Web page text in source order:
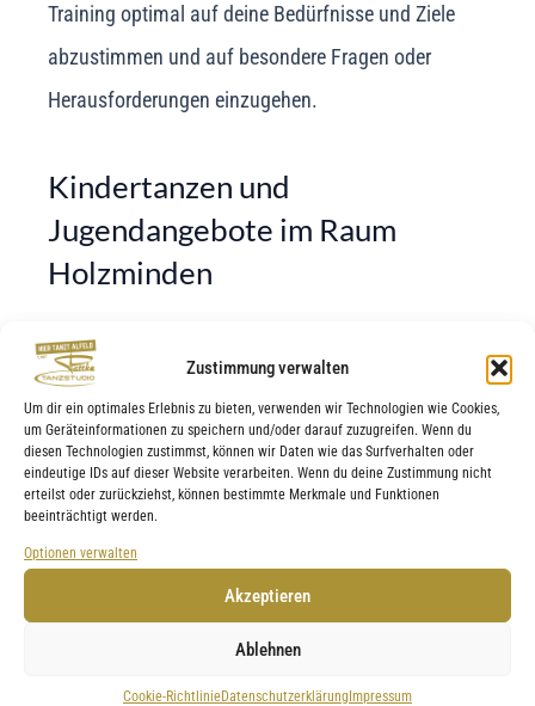
Zustimmung verwalten
Um dir ein optimales Erlebnis zu bieten, verwenden wir Technologien wie Cookies,
um Geräteinformationen zu speichern und/oder darauf zuzugreifen. Wenn du
diesen Technologien zustimmst, können wir Daten wie das Surfverhalten oder
eindeutige IDs auf dieser Website verarbeiten. Wenn du deine Zustimmung nicht
erteilst oder zurückziehst, können bestimmte Merkmale und Funktionen
beeinträchtigt werden.
Optionen verwalten
Akzeptieren
Ablehnen
Cookie-RichtlinieDatenschutzerklärung Impressum
Training optimal auf deine Bedürfnisse und Ziele
abzustimmen und auf besondere Fragen oder
Herausforderungen einzugehen.
Kindertanzen und
Jugendangebote im Raum
Holzminden
Für die jüngsten Tanzbegeisterten bieten wir speziell
konzipierte Kindertanzkurse, die in altersgerechten
Gruppen Freude an Bewegung, Rhythmus und
Körperbewusstsein fördern. Unsere Ballettkurse für
Kinder vermitteln klassische Techniken, Haltung,
Disziplin und Feinmotorik, die sich auch positiv auf
andere Lebensbereiche auswirken können. Für